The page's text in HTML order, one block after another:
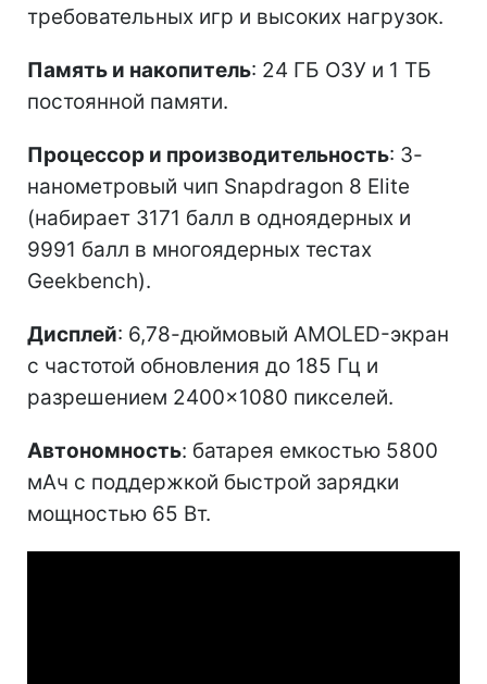
требовательных игр и высоких нагрузок.
Память и накопитель: 24 ГБ ОЗУ и 1 ТБ
постоянной памяти.
Процессор и производительность: 3-
нанометровый чип Snapdragon 8 Elite
(набирает 3171 балл в одноядерных и
9991 балл в многоядерных тестах
Geekbench).
Дисплей: 6,78-дюймовый AMOLED-экран
с частотой обновления до 185 Гц и
разрешением 2400×1080 пикселей.
Автономность: батарея емкостью 5800
мАч с поддержкой быстрой зарядки
мощностью 65 Вт.